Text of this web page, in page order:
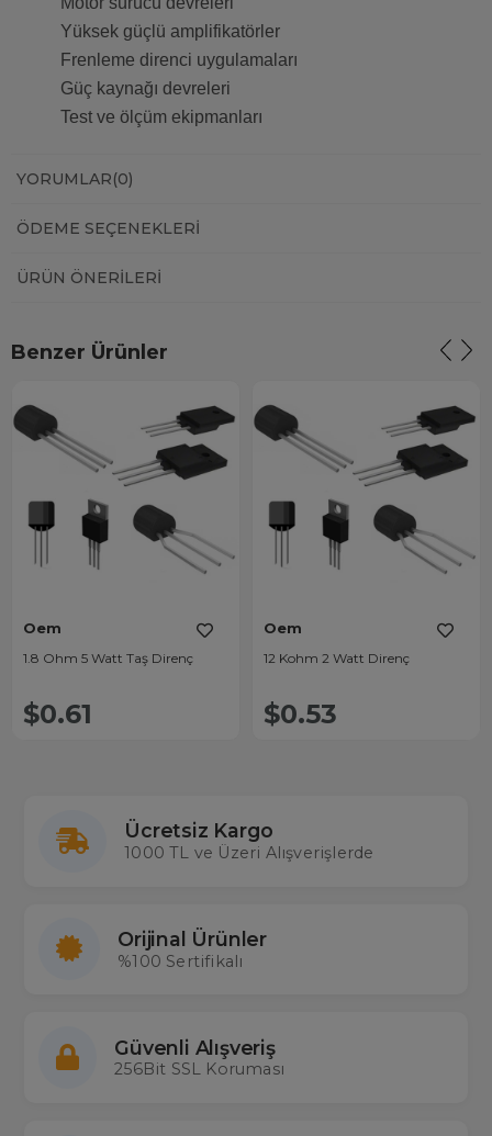
Yüksek güçlü amplifikatörler
Frenleme direnci uygulamaları
Güç kaynağı devreleri
Test ve ölçüm ekipmanları
YORUMLAR(0)
ÖDEME SEÇENEKLERI
ÜRÜN ÖNERILERI
Benzer Ürünler
Oem
1.8 Ohm 5 Watt Taş Direnç
$0.61
Oem
12 Kohm 2 Watt Direnç
$0.53
Ücretsiz Kargo
1000 TL ve Üzeri Alışverişlerde
Orijinal Ürünler
%100 Sertifikalı
Güvenli Alışveriş
256Bit SSL Koruması